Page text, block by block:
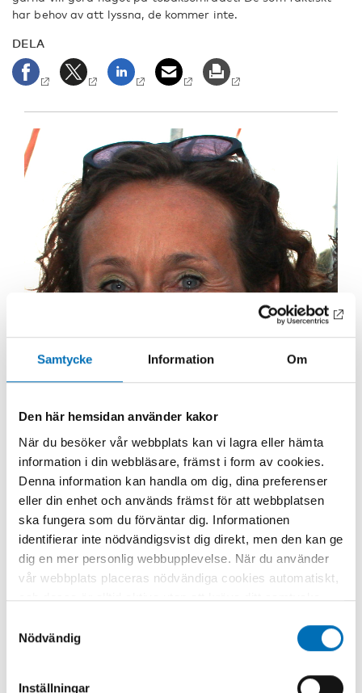
Samtycke Information Om
Den här hemsidan använder kakor
När du besöker vår webbplats kan vi lagra eller hämta
information i din webbläsare, främst i form av cookies.
Denna information kan handla om dig, dina preferenser
eller din enhet och används främst för att webbplatsen
ska fungera som du förväntar dig. Informationen
identifierar inte nödvändigsvist dig direkt, men den kan ge
dig en mer personlig webbupplevelse. När du använder
vår webbplats placeras nödvändiga cookies automatiskt,
och dessa är alltid aktiva utan att kräva ditt samtycke.
använda webbplatsen och dess funktioner. Vi respekterar
din integritet, och du kan välja vilka ytterligare cookies
Nödvändig
Inställningar
har behov av att lyssna, de kommer inte.
DELA
Profil
Namn:Charlotta Pisinger.
Professor i tobaksprevention vid Institut for
Folkesundhedsvidenskab vid Köpenhamns universitet.
På Österbro i Köpenhamn, med man och barn, de
flesta har flyttat hemifrån, men kommer hem on off och
bor. Har bott i Prag, Österrike och på Färöarna.